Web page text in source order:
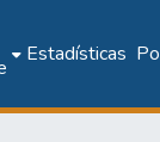
Estadísticas